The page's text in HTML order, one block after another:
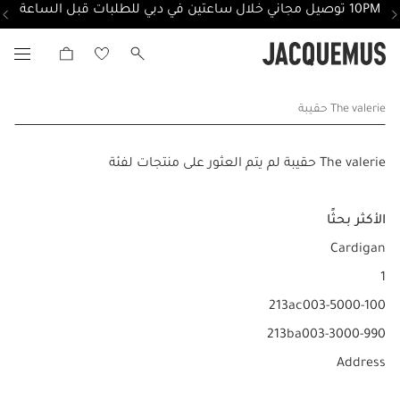
10PM توصيل مجاني خلال ساعتين في دبي للطلبات قبل الساعة
The valerie حقيبة
The valerie حقيبة لم يتم العثور على منتجات لفئة
الأكثر بحثًا
Cardigan
1
213ac003-5000-100
213ba003-3000-990
Address